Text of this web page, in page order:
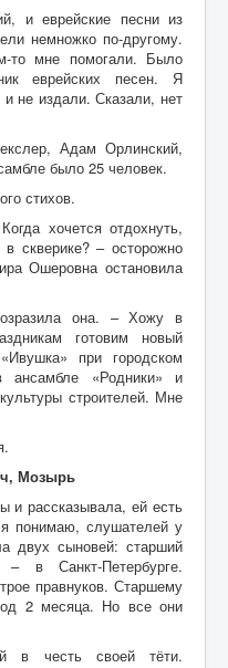
и еврейские песни из
немножко по-другому.
то мне помогали. Было
еврейских песен. Я
и не издали. Сказали, нет
Адам Орлинский,
было 25 человек.
стихов.
хочется отдохнуть,
скверике? – осторожно
Ошеровна остановила
она. – Хожу в
готовим новый
при городском
ансамбле «Родники» и
строителей. Мне
Мозырь
и рассказывала, ей есть
понимаю, слушателей у
двух сыновей: старший
в Санкт-Петербурге.
правнуков. Старшему
2 месяца. Но все они
в честь своей тёти.